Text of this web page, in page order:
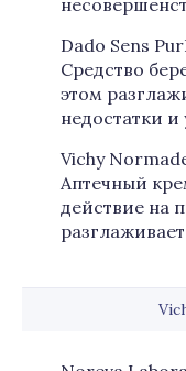
Dado Sens
Средство
этом
недостатки и
Vichy
Аптечный
действие на